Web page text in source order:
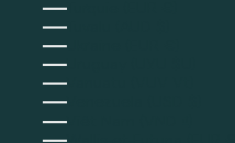
Turquie (EUR €)
Tuvalu (AUD $)
Ukraine (EUR €)
Uruguay (UYU $U)
Vanuatu (VUV Vt)
Venezuela (USD $)
Viêt Nam (VND ₫)